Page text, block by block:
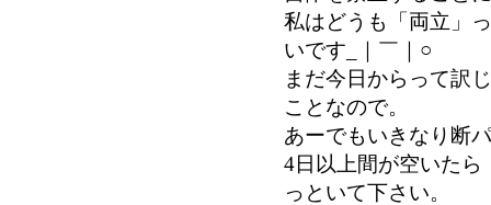
私はどうも「両立」
いです_｜￣｜○
まだ今日からって訳
ことなので。
あーでもいきなり断
4日以上間が空いた
っといて下さい。